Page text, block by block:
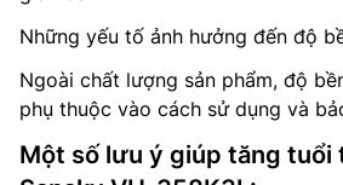
Những yếu tố ảnh hưởng đến độ
Ngoài chất lượng sản phẩm, độ
phụ thuộc vào cách sử dụng và
Một số lưu ý giúp tăng tuổi